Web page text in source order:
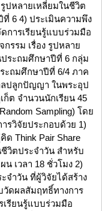
ปหลายเหลี่ยมในชีวิต
6 4) ประเมินความพึง
การเรียนรู้แบบร่วมมือ
รรม เรื่อง รูปหลาย
ระถมศึกษาปีที่ 6 กลุ่ม
ะถมศึกษาปีที่ 6/4 ภาค
ลปลูกปัญญา ในพระอุป
ต จำนวนนักเรียน 45
Sampling) โดย
รวิจัยประกอบด้วย 1)
Think Pair Share
วิตประจำวัน สำหรับ
เวลา 18 ชั่วโมง 2)
จำวัน ที่ผู้วิจัยได้สร้าง
ดผลสัมฤทธิ์ทางการ
เรียนรู้แบบร่วมมือ